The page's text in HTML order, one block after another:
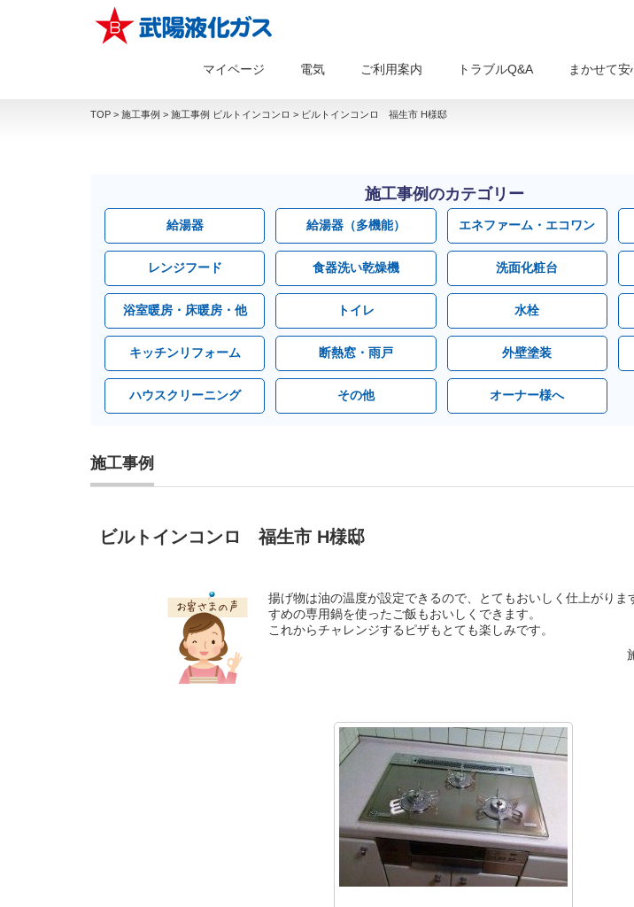
マイページ 電気 ご利用案内 トラブルQ&A まかせて
TOP > 施工事例 > 施工事例 ビルトインコンロ > ビルトインコンロ 福生市 H様邸
施工事例のカテゴリー
給湯器 給湯器（多機能） エネファーム・エコワン
レンジフード 食器洗い乾燥機 洗面化粧台
浴室暖房・床暖房・他 トイレ 水栓
キッチンリフォーム 断熱窓・雨戸 外壁塗装
ハウスクリーニング その他 オーナー様へ
施工事例
ビルトインコンロ 福生市 H様邸
揚げ物は油の温度が設定できるので、とてもおいしく仕上がりま
すめの専用鍋を使ったご飯もおいしくできます。
これからチャレンジするピザもとても楽しみです。